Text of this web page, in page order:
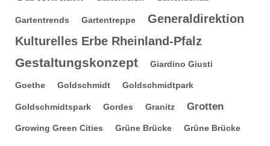
Gartentrends Gartentreppe
Generaldirektion
Kulturelles Erbe Rheinland-Pfalz
Gestaltungskonzept Giardino Giusti
Goethe Goldschmidt Goldschmidtpark
Goldschmidtspark Gordes Granitz Grotten
Growing Green Cities Grüne Brücke Grüne Brücke